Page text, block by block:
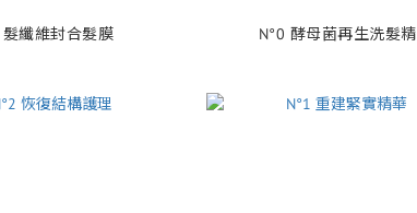
髮纖維封合髮膜 N°0 酵母菌再生洗髮精